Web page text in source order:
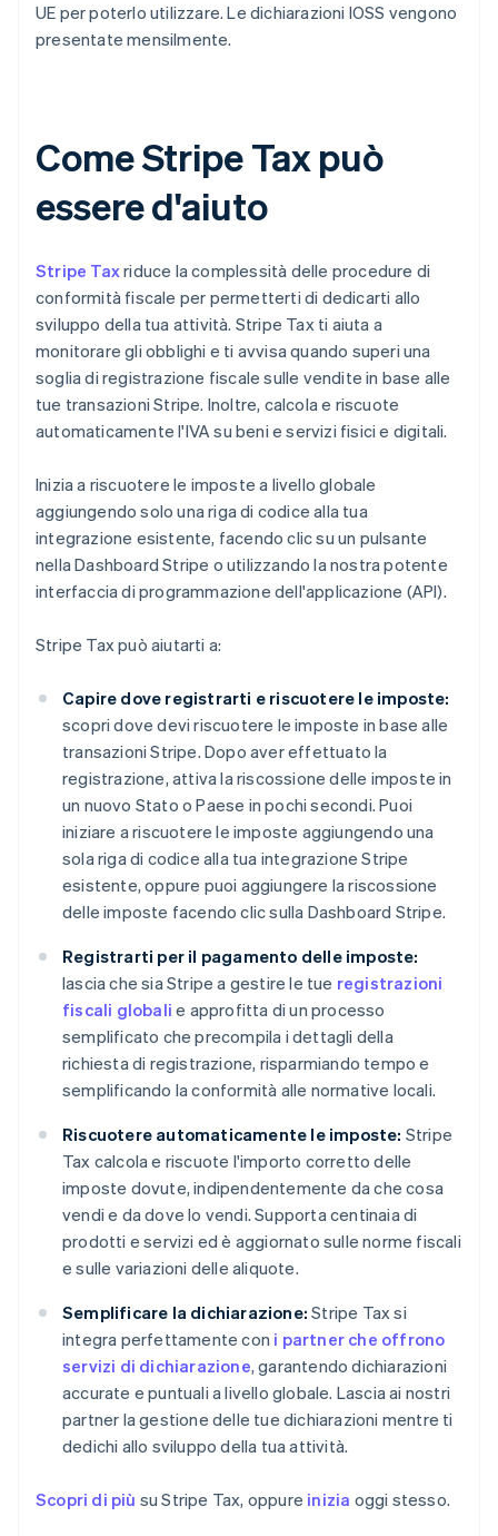
UE per poterlo utilizzare. Le dichiarazioni IOSS vengono
presentate mensilmente.
Come Stripe Tax può
essere d'aiuto
Stripe Taxriduce la complessità delle procedure di
conformità fiscale per permetterti di dedicarti allo
sviluppo della tua attività. Stripe Tax ti aiuta a
monitorare gli obblighi e ti avvisa quando superi una
soglia di registrazione fiscale sulle vendite in base alle
tue transazioni Stripe. Inoltre, calcola e riscuote
automaticamente l'IVA su beni e servizi fisici e digitali.
Inizia a riscuotere le imposte a livello globale
aggiungendo solo una riga di codice alla tua
integrazione esistente, facendo clic su un pulsante
nella Dashboard Stripe o utilizzando la nostra potente
interfaccia di programmazione dell'applicazione (API).
Stripe Tax può aiutarti a:
Capire dove registrarti e riscuotere le imposte:
scopri dove devi riscuotere le imposte in base alle
transazioni Stripe. Dopo aver effettuato la
registrazione, attiva la riscossione delle imposte in
un nuovo Stato o Paese in pochi secondi. Puoi
iniziare a riscuotere le imposte aggiungendo una
sola riga di codice alla tua integrazione Stripe
esistente, oppure puoi aggiungere la riscossione
delle imposte facendo clic sulla Dashboard Stripe.
Registrarti per il pagamento delle imposte:
lascia che sia Stripe a gestire le tue registrazioni
fiscali globali e approfitta di un processo
semplificato che precompila i dettagli della
richiesta di registrazione, risparmiando tempo e
semplificando la conformità alle normative locali.
Riscuotere automaticamente le imposte: Stripe
Tax calcola e riscuote l'importo corretto delle
imposte dovute, indipendentemente da che cosa
vendi e da dove lo vendi. Supporta centinaia di
prodotti e servizi ed è aggiornato sulle norme fiscali
e sulle variazioni delle aliquote.
Semplificare la dichiarazione: Stripe Tax si
integra perfettamente con i partner che offrono
servizi di dichiarazione, garantendo dichiarazioni
accurate e puntuali a livello globale. Lascia ai nostri
partner la gestione delle tue dichiarazioni mentre ti
dedichi allo sviluppo della tua attività.
Scopri di più su Stripe Tax, oppure inizia oggi stesso.